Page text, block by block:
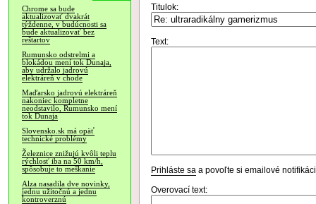
Chrome sa bude
aktualizovať dvakrát
týždenne, v budúcnosti sa
bude aktualizovať bez
reštartov
Rumunsko odstrelmi a
blokádou mení tok Dunaja,
aby udržalo jadrovú
elektráreň v chode
Maďarsko jadrovú elektráreň
nakoniec kompletne
neodstavilo, Rumunsko mení
tok Dunaja
Slovensko.sk má opäť
technické problémy
Železnice znižujú kvôli teplu
rýchlosť iba na 50 km/h,
spôsobuje to meškanie
Alza nasadila dve novinky,
jednu užitočnú a jednu
kontroverznú
Titulok:
Text:
Prihláste sa a povoľte si emailové
Overovací text: